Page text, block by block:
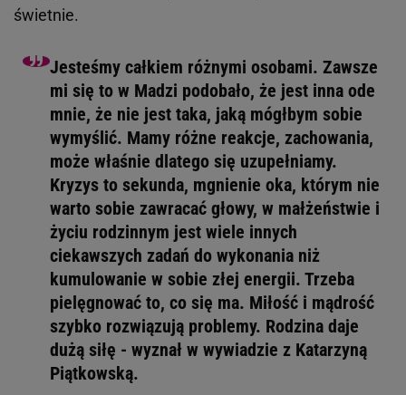
świetnie.
Jesteśmy całkiem różnymi osobami. Zawsze
mi się to w Madzi podobało, że jest inna ode
mnie, że nie jest taka, jaką mógłbym sobie
wymyślić. Mamy różne reakcje, zachowania,
może właśnie dlatego się uzupełniamy.
Kryzys to sekunda, mgnienie oka, którym nie
warto sobie zawracać głowy, w małżeństwie i
życiu rodzinnym jest wiele innych
ciekawszych zadań do wykonania niż
kumulowanie w sobie złej energii. Trzeba
pielęgnować to, co się ma. Miłość i mądrość
szybko rozwiązują problemy. Rodzina daje
dużą siłę - wyznał w wywiadzie z Katarzyną
Piątkowską.